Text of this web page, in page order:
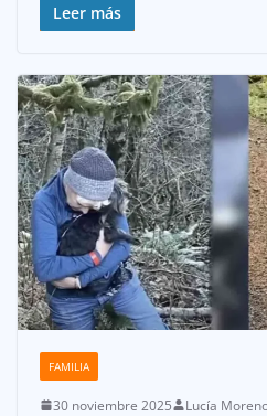
Leer más
FAMILIA
30 noviembre 2025 Lucía